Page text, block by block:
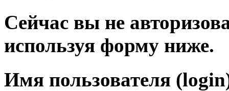
Сейчас вы не
используя форму ниже.
Имя пользователя